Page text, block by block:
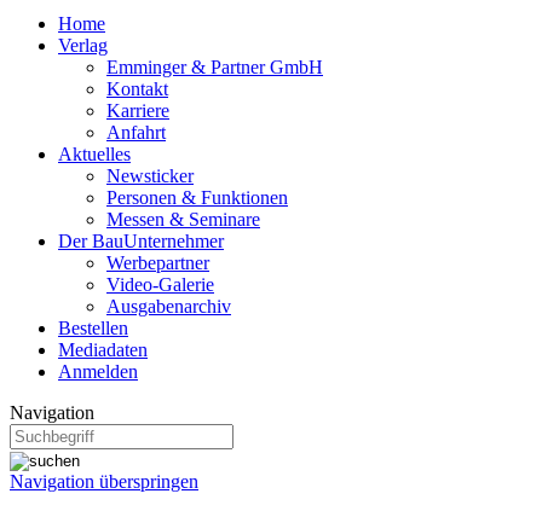
Home
Verlag
Emminger & Partner GmbH
Kontakt
Karriere
Anfahrt
Aktuelles
Newsticker
Personen & Funktionen
Messen & Seminare
Der BauUnternehmer
Werbepartner
Video-Galerie
Ausgabenarchiv
Bestellen
Mediadaten
Anmelden
Navigation
Navigation überspringen